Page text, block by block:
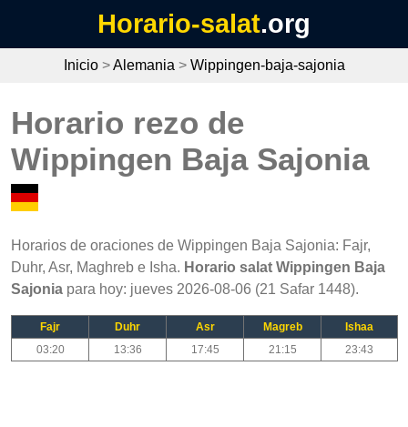
Horario-salat.org
Inicio>Alemania > Wippingen-baja-sajonia
Horario rezo de
Wippingen Baja Sajonia
Horarios de oraciones de Wippingen Baja Sajonia: Fajr,
Duhr, Asr, Maghreb e Isha. Horario salat Wippingen Baja
Sajonia para hoy: jueves 2026-08-06 (21 Safar 1448).
Fajr Duhr Asr Magreb
Ishaa
03:20
13:36 17:45 21:15 23:43